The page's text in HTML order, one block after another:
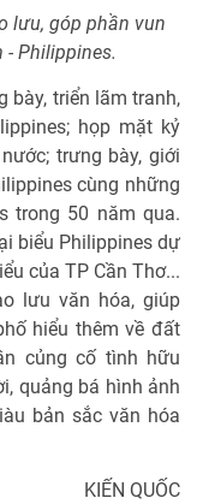
lưu, góp phần vun
Philippines.
bày, triển lãm tranh,
họp mặt kỷ
trưng bày, giới
cùng những
trong 50 năm qua.
biểu Philippines dự
của TP Cần Thơ...
lưu văn hóa, giúp
hiểu thêm về đất
củng cố tình hữu
quảng bá hình ảnh
bản sắc văn hóa
KIẾN QUỐC